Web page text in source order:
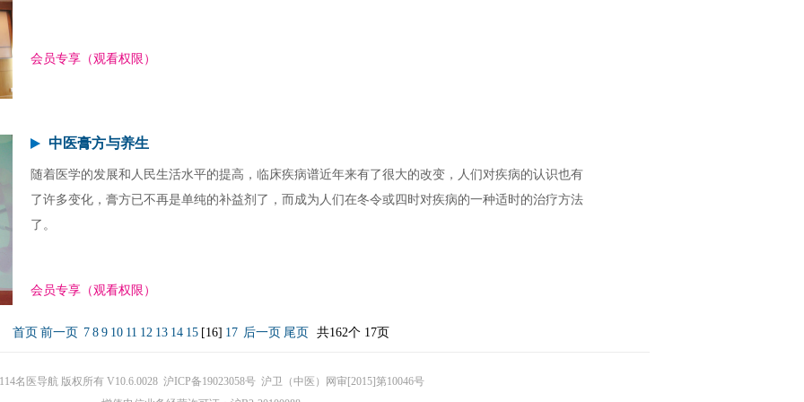
会员专享（观看权限）
中医膏方与养生
随着医学的发展和人民生活水平的提高，临床疾病谱近年来有了很大的改变，人们对疾病的认识也有
了许多变化，膏方已不再是单纯的补益剂了，而成为人们在冬令或四时对疾病的一种适时的治疗方法
了。
会员专享（观看权限）
首页 前一页 7 8 9 10 11 12 13 14 15 [16] 17 后一页 尾页 共162个 17页
名医导航 版权所有 V10.6.0028 沪ICP备19023058号 沪卫（中医）网审[2015]第10046号